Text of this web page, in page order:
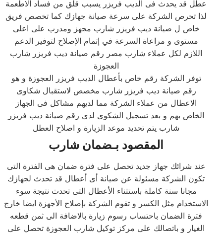
عطل قد يحدث فى الديب فريزر يسبب قلق من فساد الاطعمة
لذا تحرص الشركة على سرعة صيانة جهازك كما تخصص فريق
خاص ل صيانة ديب فريزر شارب مجهز ومدرب على اعلى
مستوى و مراعاة السرعة في إتمام الإصلاح لتوفير الدعم
اللازم لكل عملاء شارب مصر رقم صيانة ديب فريزر شارب
العجوزة
توفر الشركة رقم خاص بأعطال الديب فريزر العجوزة و هو
رقم صيانة ديب فريزر شارب مخصص لاستقبال شكاوى
الاعطال من عملاء الشركة مما لديهم مشاكل فى الجهاز
الخاص بهم و بعد تسجيل الشكوى لدى رقم صيانة ديب فريزر
شارب يتم تحديد موعد الزيارة و اصلاح العطل
المقصود بـضمان شارب
عند شرائك جهاز جديد تحصل على فترة ضمان هى الفترة التى
تكون الشركة مسئولة عن صيانة أى أعطال قد تحدث لجهازك
مجانا سنة كاملة باستثناء الأعطال التى تحدث نتيجة سوء
الاستخدام مثل الكسر و تقوم الشركة بإصلاح الأجهزة ايضا خارج
فترة الضمان باحتساب رسوم زيارة بالاضافة الى ثمن قطعه
الغيار و باتصالك على مركز توكيل شارب العجوزة تحصل على